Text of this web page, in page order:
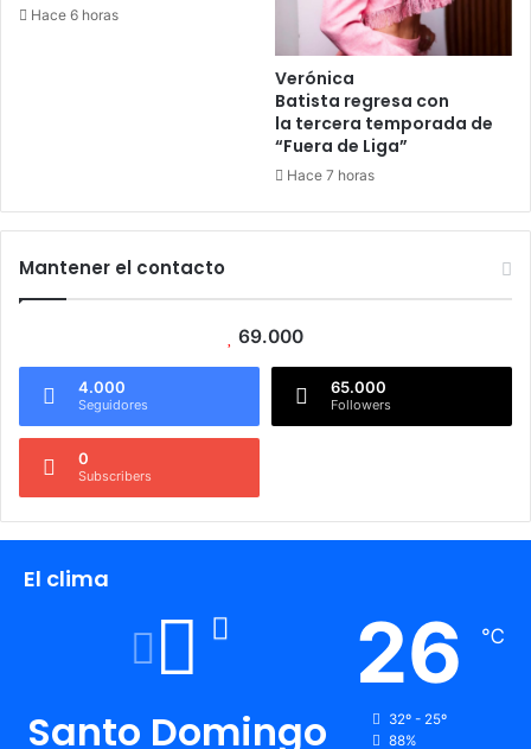
Hace 6 horas
Verónica
Batista regresa con
la tercera temporada de
“Fuera de Liga”
Hace 7 horas
Mantener el contacto
69.000
4.000
Seguidores
65.000
Followers
0
Subscribers
El clima
Santo Domingo
26 ℃
32º - 25º
88%